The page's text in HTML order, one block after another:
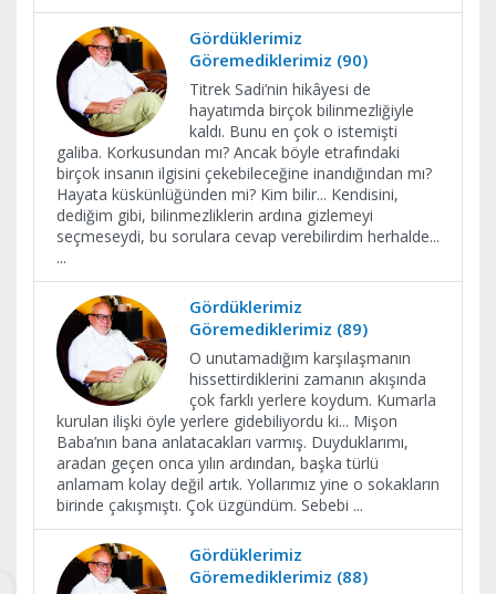
Gördüklerimiz
Göremediklerimiz (90)
Titrek Sadi’nin hikâyesi de
hayatımda birçok bilinmezliğiyle
kaldı. Bunu en çok o istemişti
galiba. Korkusundan mı? Ancak böyle etrafındaki
birçok insanın ilgisini çekebileceğine inandığından mı?
Hayata küskünlüğünden mi? Kim bilir... Kendisini,
dediğim gibi, bilinmezliklerin ardına gizlemeyi
seçmeseydi, bu sorulara cevap verebilirdim herhalde...
...
Gördüklerimiz
Göremediklerimiz (89)
O unutamadığım karşılaşmanın
hissettirdiklerini zamanın akışında
çok farklı yerlere koydum. Kumarla
kurulan ilişki öyle yerlere gidebiliyordu ki... Mişon
Baba’nın bana anlatacakları varmış. Duyduklarımı,
aradan geçen onca yılın ardından, başka türlü
anlamam kolay değil artık. Yollarımız yine o sokakların
birinde çakışmıştı. Çok üzgündüm. Sebebi ...
Gördüklerimiz
Göremediklerimiz (88)